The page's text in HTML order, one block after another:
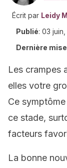
Écrit par Leidy
Publié: 03 juin,
Dernière
Les crampes
elles votre
Ce
ce stade,
facteurs
La bonne